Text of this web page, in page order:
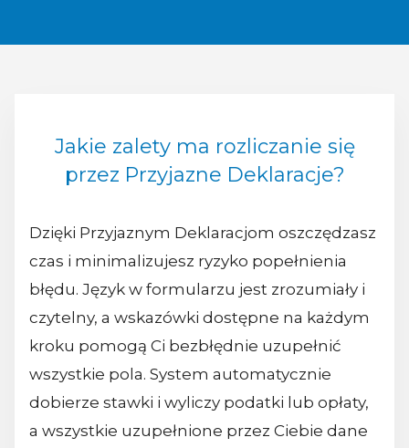
Jakie zalety ma rozliczanie się
przez Przyjazne Deklaracje?
Dzięki Przyjaznym Deklaracjom oszczędzasz
czas i minimalizujesz ryzyko popełnienia
błędu. Język w formularzu jest zrozumiały i
czytelny, a wskazówki dostępne na każdym
kroku pomogą Ci bezbłędnie uzupełnić
wszystkie pola. System automatycznie
dobierze stawki i wyliczy podatki lub opłaty,
a wszystkie uzupełnione przez Ciebie dane